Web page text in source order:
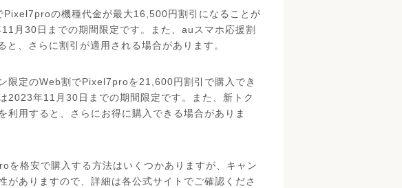
の機種代金が最大16,500円割引になることが
月30日までの期間限定です。また、auスマホ応援割
、さらに割引が適用される場合があります。
限定のWeb割でPixel7proを21,600円割引で購入でき
2023年11月30日までの期間限定です。また、新トク
利用すると、さらにお得に購入できる場合がありま
を格安で購入する方法はいくつかありますが、キャン
がありますので、詳細は各公式サイトでご確認くださ